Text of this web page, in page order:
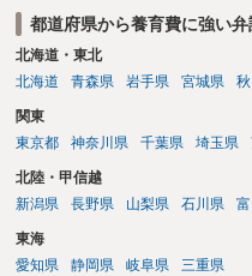
都道府県から養育費に強い
北海道・東北
北海道
青森県 岩手県 宮城県
関東
東京都
神奈川県 千葉県 埼玉県
北陸・甲信越
新潟県
長野県 山梨県 石川県
東海
愛知県
静岡県 岐阜県 三重県